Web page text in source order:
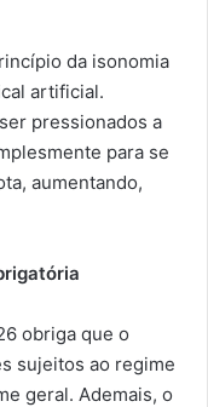
da isonomia
artificial.
pressionados a
para se
aumentando,
obriga que o
sujeitos ao regime
geral. Ademais, o